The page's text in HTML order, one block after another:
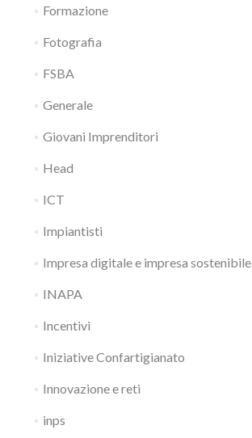
Formazione
Fotografia
FSBA
Generale
Giovani Imprenditori
Head
ICT
Impiantisti
Impresa digitale e impresa sostenibile
INAPA
Incentivi
Iniziative Confartigianato
Innovazione e reti
inps